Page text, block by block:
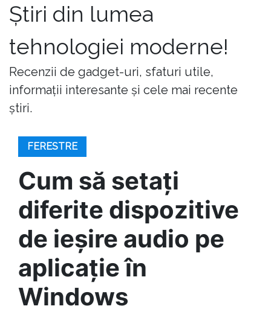
Știri din lumea
tehnologiei moderne!
Recenzii de gadget-uri, sfaturi utile,
informații interesante și cele mai recente
știri.
FERESTRE
Cum să setați
diferite dispozitive
de ieșire audio pe
aplicație în
Windows